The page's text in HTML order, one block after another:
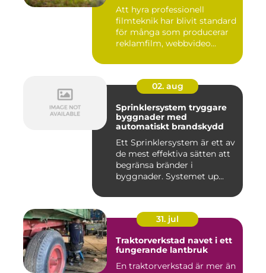
Att hyra professionell
filmteknik har blivit standard
för många som producerar
reklamfilm, webbvideo...
02. aug
Sprinklersystem tryggare
byggnader med
automatiskt brandskydd
Ett Sprinklersystem är ett av
de mest effektiva sätten att
begränsa bränder i
byggnader. Systemet up...
31. jul
Traktorverkstad navet i ett
fungerande lantbruk
En traktorverkstad är mer än